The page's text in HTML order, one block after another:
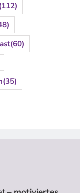
(112)
(60)
(35)